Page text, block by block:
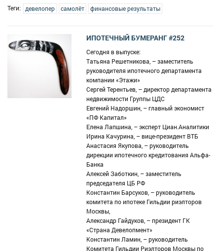
Теги: девелопер самолёт финансовые результаты
ИПОТЕЧНЫЙ БУМЕРАНГ #252
Сегодня в выпуске:
Татьяна Решетникова, – заместитель
руководителя ипотечного департамента
компании «Этажи»
Сергей Терентьев, – директор департамента
недвижимости Группы ЦДС
Евгений Надоршин, – главный экономист
«ПФ Капитал»
Елена Лапшина, – эксперт Циан.Аналитики
Ирина Качурина, – вице-президент ВТБ
Анастасия Якупова, – руководитель
дирекции ипотечного кредитования Альфа-
Банка
Алексей Заботкин, – заместитель
председателя ЦБ РФ
Константин Барсуков, – руководитель
комитета по ипотеке Гильдии риэлторов
Москвы,
Александр Гай‌дуков, – президент ГК
«Страна Девелопмент»
Константин Ламин, – руководитель
Комитета Гильдии Риэлторов Москвы по